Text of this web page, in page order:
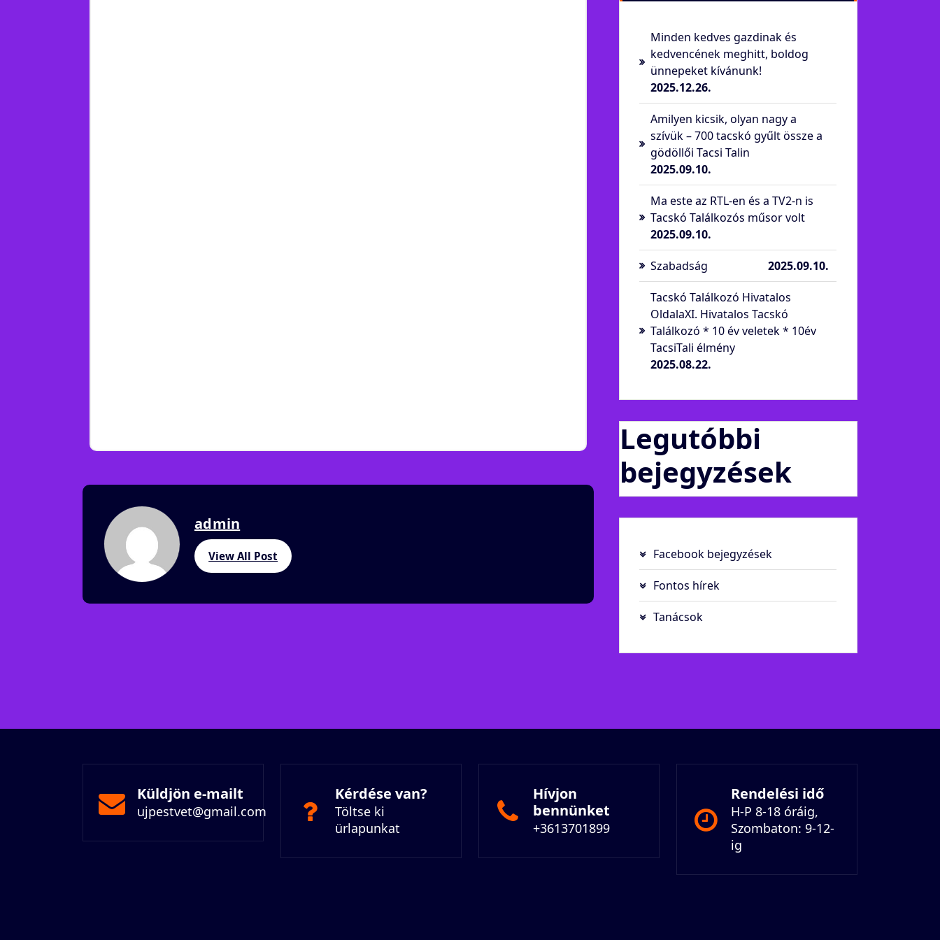
admin
View All Post
Minden kedves gazdinak és
kedvencének meghitt, boldog
ünnepeket kívánunk!
2025.12.26.
Amilyen kicsik, olyan nagy a
szívük – 700 tacskó gyűlt össze a
gödöllői Tacsi Talin
2025.09.10.
Ma este az RTL-en és a TV2-n is
Tacskó Találkozós műsor volt
2025.09.10.
Szabadság 2025.09.10.
Tacskó Találkozó Hivatalos
OldalaXI. Hivatalos Tacskó
Találkozó * 10 év veletek * 10év
TacsiTali élmény
2025.08.22.
Legutóbbi
bejegyzések
Facebook bejegyzések
Fontos hírek
Tanácsok
Küldjön e-mailt
ujpestvet@gmail.com
Kérdése van?
Töltse ki
ürlapunkat
Hívjon
bennünket
+3613701899
Rendelési idő
H-P 8-18 óráig,
Szombaton: 9-12-
ig